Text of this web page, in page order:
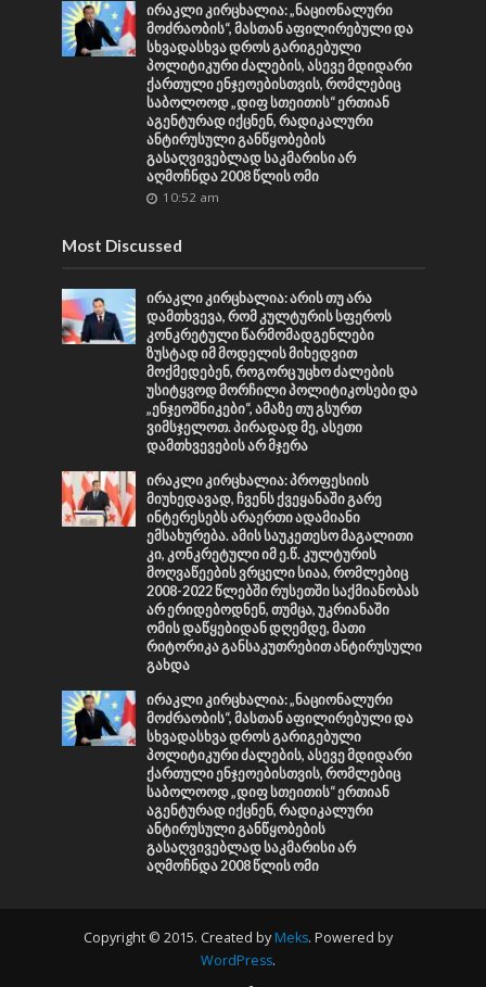
ირაკლი კირცხალია: „ნაციონალური
მოძრაობის“, მასთან აფილირებული და
სხვადასხვა დროს გარიგებული
პოლიტიკური ძალების, ასევე მდიდარი
ქართული ენჯეოებისთვის, რომლებიც
საბოლოოდ „დიფ სთეითის“ ერთიან
აგენტურად იქცნენ, რადიკალური
ანტირუსული განწყობების
გასაღვივებლად საკმარისი არ
აღმოჩნდა 2008 წლის ომი
10:52 am
Most Discussed
ირაკლი კირცხალია: არის თუ არა
დამთხვევა, რომ კულტურის სფეროს
კონკრეტული წარმომადგენლები
ზუსტად იმ მოდელის მიხედვით
მოქმედებენ, როგორც უცხო ძალების
უსიტყვოდ მორჩილი პოლიტიკოსები და
„ენჯეოშნიკები“, ამაზე თუ გსურთ
ვიმსჯელოთ. პირადად მე, ასეთი
დამთხვევების არ მჯერა
ირაკლი კირცხალია: პროფესიის
მიუხედავად, ჩვენს ქვეყანაში გარე
ინტერესებს არაერთი ადამიანი
ემსახურება. ამის საუკეთესო მაგალითი
კი, კონკრეტული იმ ე.წ. კულტურის
მოღვაწეების ვრცელი სიაა, რომლებიც
2008-2022 წლებში რუსეთში საქმიანობას
არ ერიდებოდნენ, თუმცა, უკრიანაში
ომის დაწყებიდან დღემდე, მათი
რიტორიკა განსაკუთრებით ანტირუსული
გახდა
ირაკლი კირცხალია: „ნაციონალური
მოძრაობის“, მასთან აფილირებული და
სხვადასხვა დროს გარიგებული
პოლიტიკური ძალების, ასევე მდიდარი
ქართული ენჯეოებისთვის, რომლებიც
საბოლოოდ „დიფ სთეითის“ ერთიან
აგენტურად იქცნენ, რადიკალური
ანტირუსული განწყობების
გასაღვივებლად საკმარისი არ
აღმოჩნდა 2008 წლის ომი
Copyright © 2015. Created by Meks. Powered by
WordPress.